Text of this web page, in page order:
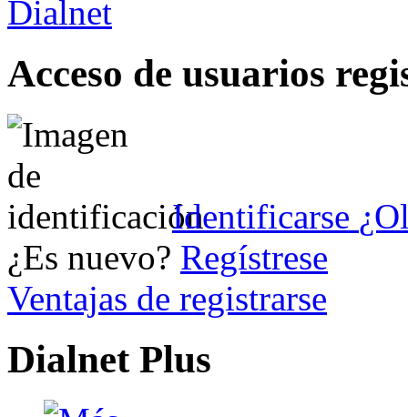
Acceso de usuarios
Identificarse
¿Es nuevo? Regístrese
Ventajas de registrarse
Dialnet Plus